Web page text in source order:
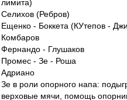
лимита)
Селихов (Ребров)
Ещенко - Боккета (КУтепов -
Комбаров
Фернандо - Глушаков
Промес - Зе - Роша
Адриано
Зе в роли опорного напа:
верховые мячи, помощь